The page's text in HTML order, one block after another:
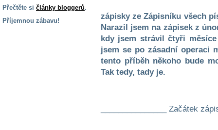
Přečtěte si články bloggerů.
Příjemnou zábavu!
zápisky ze Zápisníku všech
Narazil jsem na zápisek z
kdy jsem strávil čtyři
jsem se po zásadní operaci
tento příběh někoho bude
Tak tedy, tady je.
_______________ Začátek